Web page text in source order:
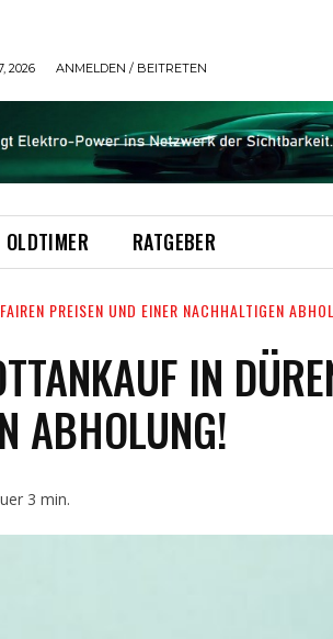
2026 ANMELDEN / BEITRETEN
OLDTIMER RATGEBER
PREISEN UND EINER NACHHALTIGEN
IN
ABHOLUNG!
3 min.